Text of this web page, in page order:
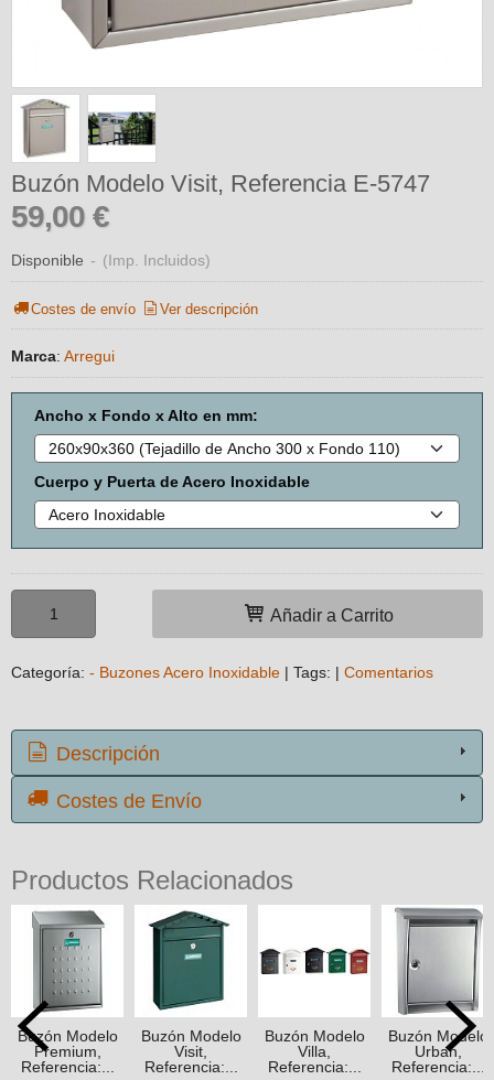
Buzón Modelo Visit, Referencia E-5747
59,00 €
Disponible - (Imp. Incluidos)
Costes de envío Ver descripción
Marca: Arregui
Ancho x Fondo x Alto en mm:
Cuerpo y Puerta de Acero Inoxidable
Añadir a Carrito
Categoría: - Buzones Acero Inoxidable | Tags: | Comentarios
Descripción
Costes de Envío
Productos Relacionados
Buzón Modelo
Premium,
Referencia:...
Buzón Modelo
Visit,
Referencia:...
Buzón Modelo
Villa,
Referencia:...
Buzón Modelo
Urban,
Referencia:...